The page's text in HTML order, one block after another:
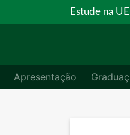
Estude na
Apresentação